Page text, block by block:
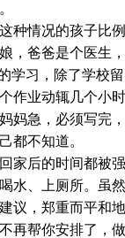
种情况的孩子比
，爸爸是个医生
学习，除了学校
作业动辄几个小
妈急，必须写完
都不知道。
家后的时间都被
水、上厕所。虽
议，郑重而平和
再帮你安排了，